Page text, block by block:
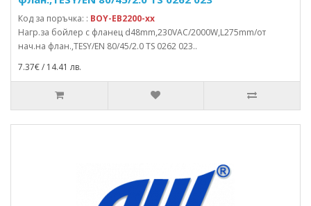
Код за поръчка: : BOY-EB2200-xx
Нагр.за бойлер с фланец d48mm,230VAC/2000W,L275mm/от
нач.на флан.,TESY/EN 80/45/2.0 TS 0262 023..
7.37€ / 14.41 лв.